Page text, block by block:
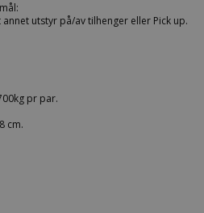
utstyr på/av tilhenger eller Pick up.
pr par.
cm.